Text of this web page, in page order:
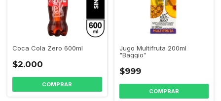
Coca Cola Zero 600ml
$2.000
Jugo Multifruta 200ml
"Baggio"
$999